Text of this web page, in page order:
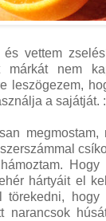
és vettem
márkát nem
leszögezem,
a sajátját.
hártyáit el
törekedni,
narancsok